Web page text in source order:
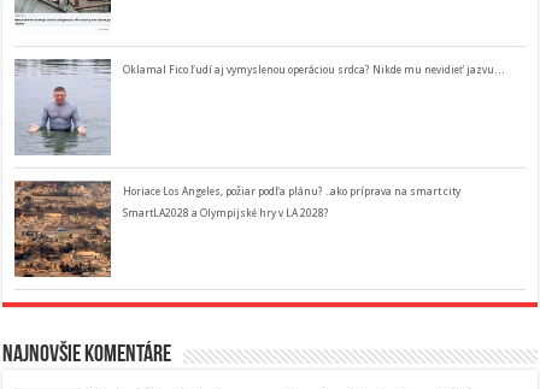
Oklamal Fico ľudí aj vymyslenou operáciou srdca? Nikde mu nevidieť jazvu…
Horiace Los Angeles, požiar podľa plánu? ..ako príprava na smart city
SmartLA2028 a Olympijské hry v LA 2028?
Najnovšie komentáre